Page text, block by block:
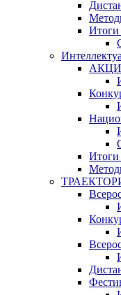
Итоги
Итоги